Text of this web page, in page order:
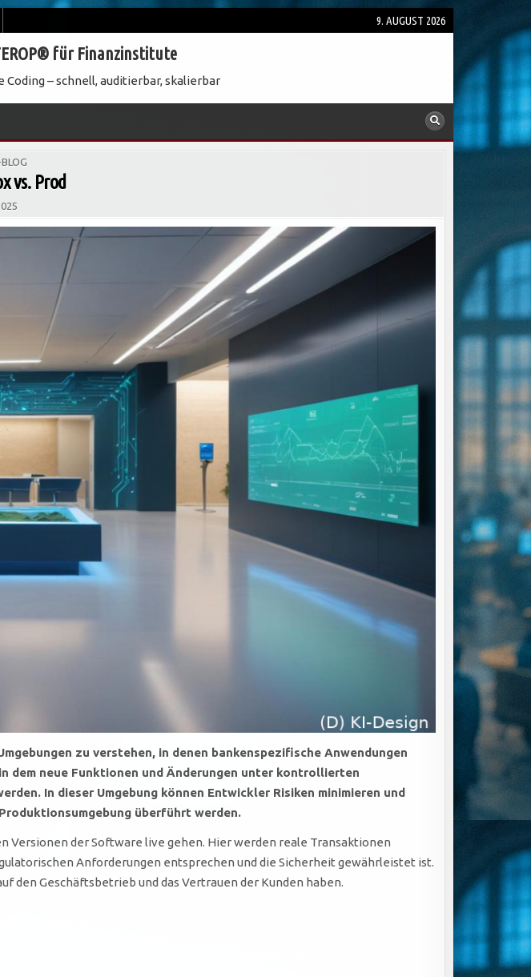
9. AUGUST 2026
für Finanzinstitute
– schnell, auditierbar, skalierbar
vs. Prod
zu verstehen, in denen bankenspezifische Anwendungen
dem neue Funktionen und Änderungen unter kontrollierten
In dieser Umgebung können Entwickler Risiken minimieren und
überführt werden.
Versionen der Software live gehen. Hier werden reale Transaktionen
Anforderungen entsprechen und die Sicherheit gewährleistet ist.
den Geschäftsbetrieb und das Vertrauen der Kunden haben.